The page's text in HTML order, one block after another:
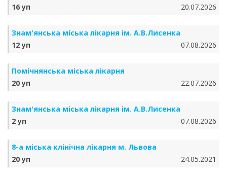
16 уп
20.07.2026
Знам'янська міська лікарня ім. А.В.Лисенка
12 уп
07.08.2026
Помічнянська міська лікарня
20 уп
22.07.2026
Знам'янська міська лікарня ім. А.В.Лисенка
2 уп
07.08.2026
8-а міська клінічна лікарня м. Львова
20 уп
24.05.2021